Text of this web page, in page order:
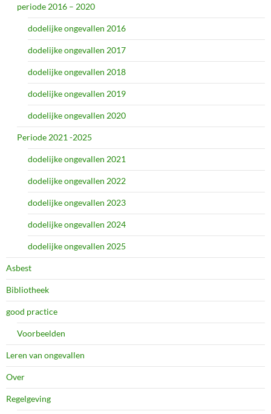
periode 2016 – 2020
dodelijke ongevallen 2016
dodelijke ongevallen 2017
dodelijke ongevallen 2018
dodelijke ongevallen 2019
dodelijke ongevallen 2020
Periode 2021 -2025
dodelijke ongevallen 2021
dodelijke ongevallen 2022
dodelijke ongevallen 2023
dodelijke ongevallen 2024
dodelijke ongevallen 2025
Asbest
Bibliotheek
good practice
Voorbeelden
Leren van ongevallen
Over
Regelgeving